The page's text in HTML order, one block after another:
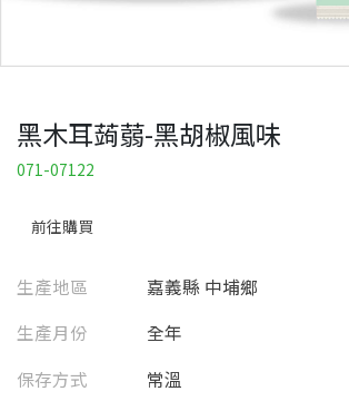
黑木耳蒟蒻-黑胡椒風味
071-07122
前往購買
生產地區
嘉義縣 中埔鄉
生產月份
全年
保存方式
常溫